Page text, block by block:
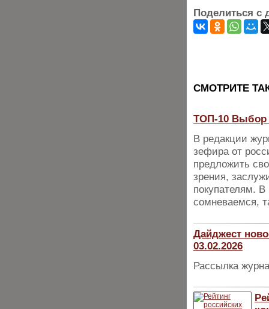
Поделиться с
CМОТРИТЕ
ТОП-10 Выбор
В редакции
зефира от
предложить
зрения,
покупателям.
сомневаемся,
Дайджест
03.02.2026
Рассылка